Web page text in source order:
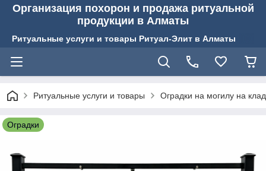
Организация похорон и продажа ритуальной
продукции в Алматы
Ритуальные услуги и товары Ритуал-Элит в Алматы
Ритуальные услуги и товары Оградки на могилу на
Оградки